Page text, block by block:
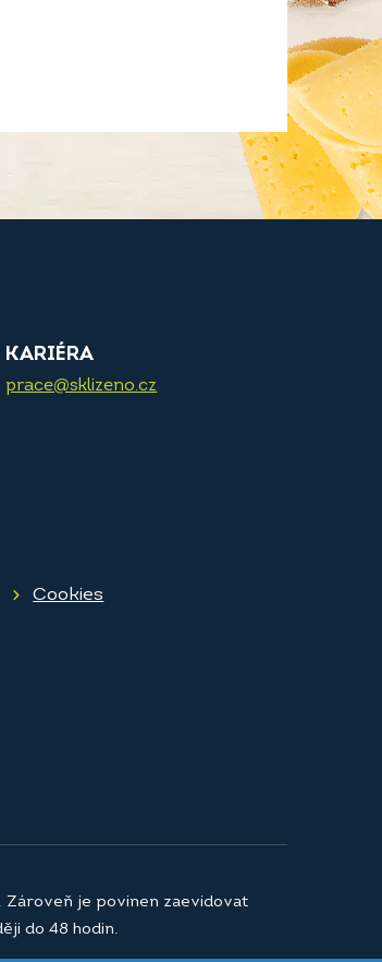
KARIÉRA
prace@sklizeno.cz
Cookies
Zároveň je povinen zaevidovat
do 48 hodin.